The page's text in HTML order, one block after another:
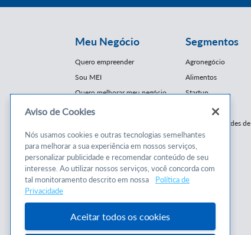
Meu Negócio
Quero empreender
Sou MEI
Quero melhorar meu negócio
Conteúdos
Cursos
Consultorias
Segmentos
Agronegócio
Alimentos
Startup
E-Commerce
Franquias / Redes de
Cooperação
Moda
Moveleiro
Saúde
Mercopar
Aviso de Cookies
Nós usamos cookies e outras tecnologias semelhantes
para melhorar a sua experiência em nossos serviços,
personalizar publicidade e recomendar conteúdo de seu
interesse. Ao utilizar nossos serviços, você concorda com
tal monitoramento descrito em nossa
Política de
Privacidade
Aceitar todos os cookies